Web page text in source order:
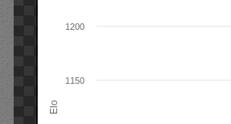
Elo
1150
1200